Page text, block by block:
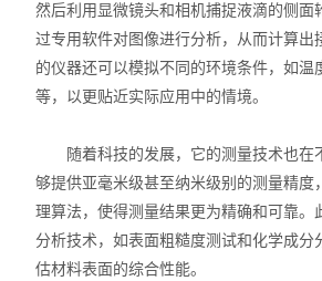
弯折试验机
热变形温度测定仪
电子产品类仪器
橡塑胶类仪器
然后利用显微镜头和相机捕捉液滴的侧面
过专用软件对图像进行分析，从而计算出
的仪器还可以模拟不同的环境条件，如温
等，以更贴近实际应用中的情境。
随着科技的发展，它的测量技术也在
够提供亚毫米级甚至纳米级别的测量精度
理算法，使得测量结果更为精确和可靠。
分析技术，如表面粗糙度测试和化学成分
估材料表面的综合性能。